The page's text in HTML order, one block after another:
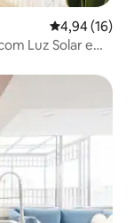
4,94 de uma
4,94 (16)
Luz Solar e